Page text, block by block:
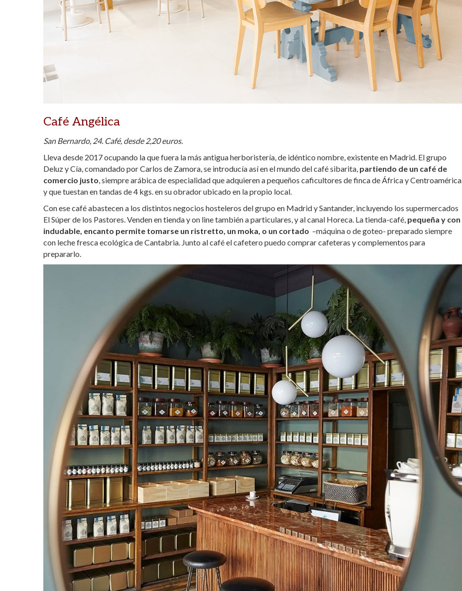
Café Angélica
San Bernardo, 24. Café, desde 2,20 euros.
Lleva desde 2017 ocupando la que fuera la más antigua herboristería, de idéntico nombre, existente en Madrid. El grupo
Deluz y Cía, comandado por Carlos de Zamora, se introducía así en el mundo del café sibarita, partiendo de un café de
comercio justo , siempre arábica de especialidad que adquieren a pequeños caficultores de finca de África y Centroamérica,
y que tuestan en tandas de 4 kgs. en su obrador ubicado en la propio local.
Con ese café abastecen a los distintos negocios hosteleros del grupo en Madrid y Santander, incluyendo los supermercados
El Súper de los Pastores. Venden en tienda y on line también a particulares, y al canal Horeca. La tienda-café, pequeña y con
indudable, encanto permite tomarse un ristretto, un moka, o un cortado –máquina o de goteo- preparado siempre
con leche fresca ecológica de Cantabria. Junto al café el cafetero puedo comprar cafeteras y complementos para
prepararlo.